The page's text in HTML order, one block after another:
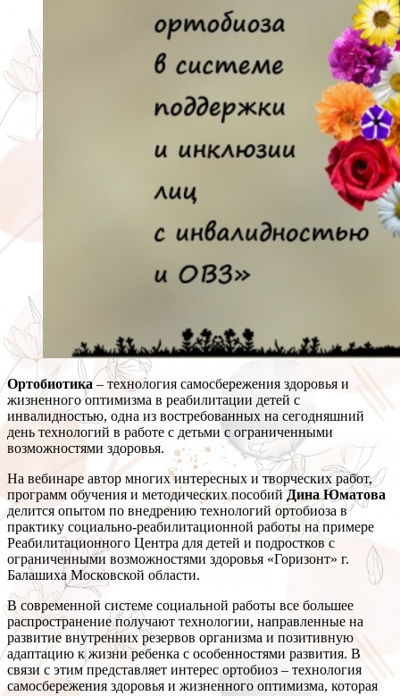
Ортобиотика– технология самосбережения здоровья и
жизненного оптимизма в реабилитации детей с
инвалидностью, одна из востребованных на сегодняшний
день технологий в работе с детьми с ограниченными
возможностями здоровья.
На вебинаре автор многих интересных и творческих работ,
программ обучения и методических пособийДина Юматова
делится опытом по внедрению технологий ортобиоза в
практику социально-реабилитационной работы на примере
Реабилитационного Центра для детей и подростков с
ограниченными возможностями здоровья «Горизонт» г.
Балашиха Московской области.
В современной системе социальной работы все большее
распространение получают технологии, направленные на
развитие внутренних резервов организма и позитивную
адаптацию к жизни ребенка с особенностями развития. В
связи с этим представляет интерес ортобиоз – технология
самосбережения здоровья и жизненного оптимизма, которая